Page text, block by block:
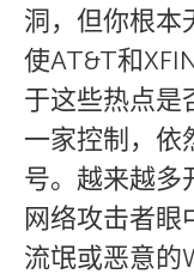
洞，但你根本
使AT&T和
于这些热点是
一家控制，依
号。越来越多
网络攻击者眼
流氓或恶意的